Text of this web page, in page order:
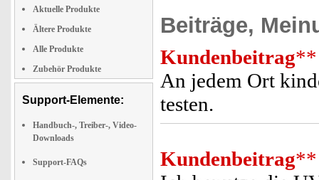
Aktuelle Produkte
Ältere Produkte
Alle Produkte
Zubehör Produkte
Support-Elemente:
Handbuch-, Treiber-, Video-
Downloads
Support-FAQs
Beiträge,
Kundenbeitrag**
An jedem Ort
testen.
Kundenbeitrag**